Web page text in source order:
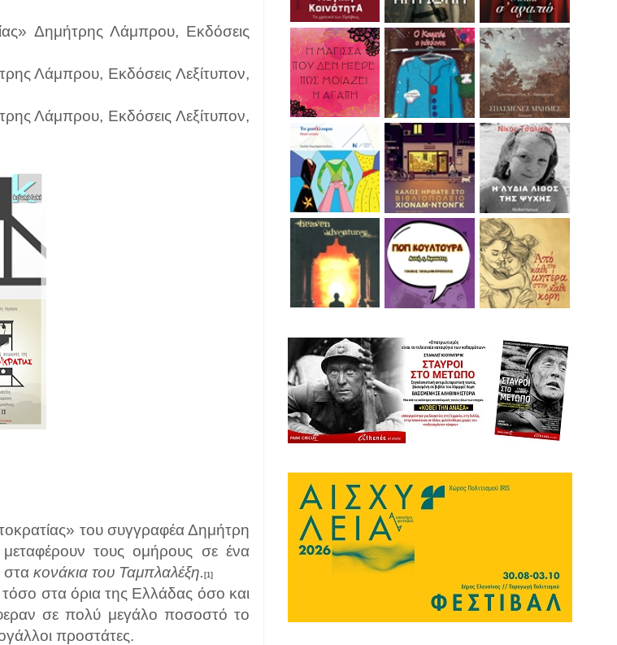
Δημήτρης Λάμπρου, Εκδόσεις
Λάμπρου, Εκδόσεις Λεξίτυπον,
Λάμπρου, Εκδόσεις Λεξίτυπον,
του συγγραφέα Δημήτρη
τους ομήρους σε ένα
στα κονάκια του Ταμπλαλέξη. [1]
στα όρια της Ελλάδας όσο και
σε πολύ μεγάλο ποσοστό το
προστάτες.